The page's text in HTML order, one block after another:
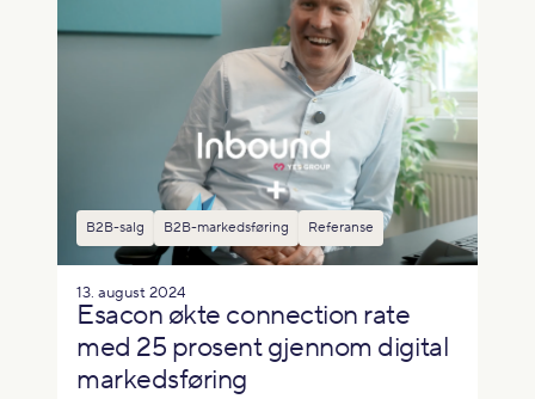
B2B-salg B2B-markedsføring Referanse
13. august 2024
Esacon økte connection rate
med 25 prosent gjennom digital
markedsføring